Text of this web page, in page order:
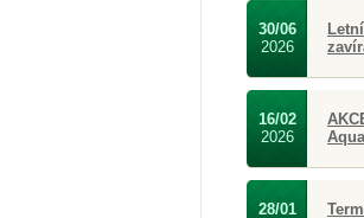
30/06
2026
16/02
2026
28/01